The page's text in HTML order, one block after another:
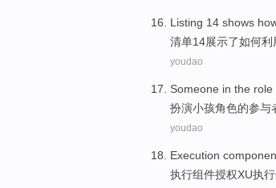
Listing 14 shows
清单14展示了如何利
youdao
Someone in the role
扮演小孩角色的参与
youdao
Execution
执行组件授权XU执行